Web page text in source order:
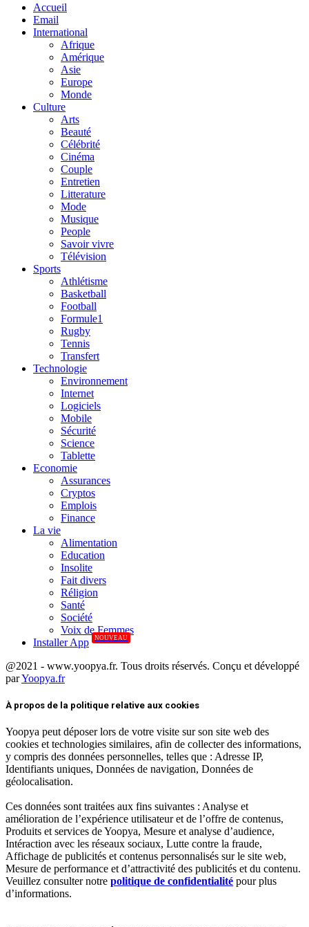
Accueil
Email
International
Afrique
Amérique
Asie
Europe
Monde
Culture
Arts
Beauté
Célébrité
Cinéma
Couple
Entretien
Litterature
Mode
Musique
People
Savoir vivre
Télévision
Sports
Athlétisme
Basketball
Football
Formule1
Rugby
Tennis
Transfert
Technologie
Environnement
Internet
Logiciels
Mobile
Sécurité
Science
Tablette
Economie
Assurances
Cryptos
Emplois
Finance
La vie
Alimentation
Education
Insolite
Fait divers
Réligion
Santé
Société
Voix de Femmes
Installer App
NOUVEAU
@2021 - www.yoopya.fr. Tous droits réservés. Conçu et développé
parYoopya.fr
À propos de la politique relative aux cookies
Yoopya peut déposer lors de votre visite sur son site web des
cookies et technologies similaires, afin de collecter des informations,
y compris des données personnelles, telles que : Adresse IP,
Identifiants uniques, Données de navigation, Données de
géolocalisation.
Ces données sont traitées aux fins suivantes : Analyse et
amélioration de l’expérience utilisateur et de l’offre de contenus,
Produits et services de Yoopya, Mesure et analyse d’audience,
Intéraction avec les réseaux sociaux, Lutte contre la fraude,
Affichage de publicités et contenus personnalisés sur le site web,
Mesure de performance et d’attractivité des publicités et du contenu.
Veuillez consulter notre politique de confidentialité pour plus
d’informations.